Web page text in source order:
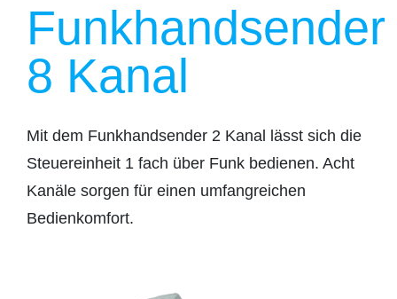
Funkhandsender
8 Kanal
Mit dem Funkhandsender 2 Kanal lässt sich die
Steuereinheit 1 fach über Funk bedienen. Acht
Kanäle sorgen für einen umfangreichen
Bedienkomfort.